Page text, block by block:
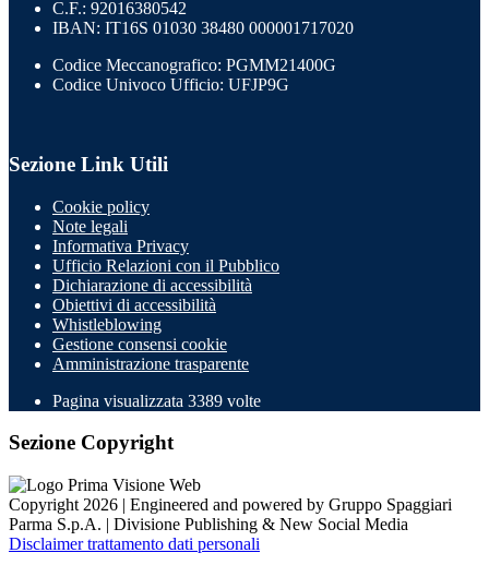
C.F.: 92016380542
IBAN: IT16S 01030 38480 000001717020
Codice Meccanografico: PGMM21400G
Codice Univoco Ufficio: UFJP9G
Sezione Link Utili
Cookie policy
Note legali
Informativa Privacy
Ufficio Relazioni con il Pubblico
Dichiarazione di accessibilità
Obiettivi di accessibilità
Whistleblowing
Gestione consensi cookie
Amministrazione trasparente
Pagina visualizzata 3389 volte
Sezione Copyright
Copyright 2026 | Engineered and powered by Gruppo Spaggiari
Parma S.p.A. | Divisione Publishing & New Social Media
Disclaimer trattamento dati personali